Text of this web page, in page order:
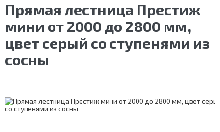
Прямая лестница Престиж
мини от 2000 до 2800 мм,
цвет серый со ступенями из
сосны